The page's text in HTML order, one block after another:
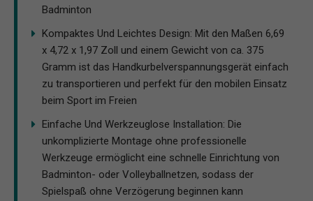
Badminton
Kompaktes Und Leichtes Design: Mit den Maßen 6,69
x 4,72 x 1,97 Zoll und einem Gewicht von ca. 375
Gramm ist das Handkurbelverspannungsgerät einfach
zu transportieren und perfekt für den mobilen Einsatz
beim Sport im Freien
Einfache Und Werkzeuglose Installation: Die
unkomplizierte Montage ohne professionelle
Werkzeuge ermöglicht eine schnelle Einrichtung von
Badminton- oder Volleyballnetzen, sodass der
Spielspaß ohne Verzögerung beginnen kann